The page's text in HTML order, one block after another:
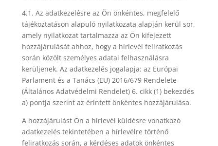
4.1. Az adatkezelésre az Ön önkéntes, megfelelő
tájékoztatáson alapuló nyilatkozata alapján kerül sor,
amely nyilatkozat tartalmazza az Ön kifejezett
hozzájárulását ahhoz, hogy a hírlevél feliratkozás
során közölt személyes adatai felhasználásra
kerüljenek. Az adatkezelés jogalapja: az Európai
Parlament és a Tanács (EU) 2016/679 Rendelete
(Általános Adatvédelmi Rendelet) 6. cikk (1) bekezdés
a) pontja szerint az érintett önkéntes hozzájárulása.
A hozzájárulást Ön a hírlevél küldésre vonatkozó
adatkezelés tekintetében a hírlevélre történő
feliratkozás során, a kérdéses adatok önkéntes